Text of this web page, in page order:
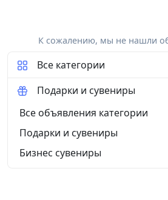
К сожалению, мы не нашли
Все категории
Подарки и сувениры
Все объявления категории
Подарки и сувениры
Бизнес сувениры